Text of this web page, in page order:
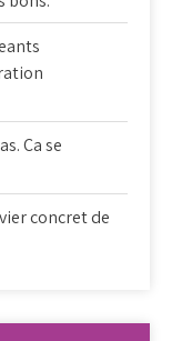
Ca se
concret de